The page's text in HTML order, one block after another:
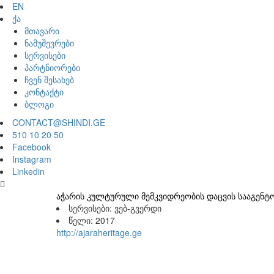
EN
ქა
მთავარი
ნამუშევრები
სერვისები
პარტნიორები
ჩვენ შესახებ
კონტაქტი
ბლოგი
CONTACT@SHINDI.GE
510 10 20 50
Facebook
Instagram
Linkedin
აჭარის კულტურული მემკვიდრეობის დაცვის
სერვისები: ვებ-გვერდი
წელი: 2017
http://ajaraheritage.ge